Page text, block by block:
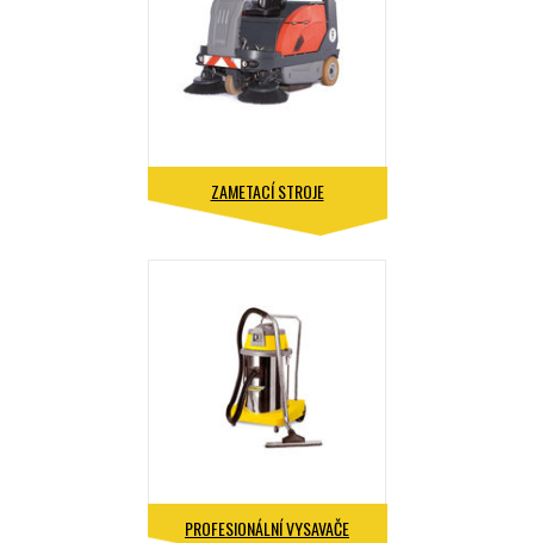
ZAMETACÍ STROJE
PROFESIONÁLNÍ VYSAVAČE